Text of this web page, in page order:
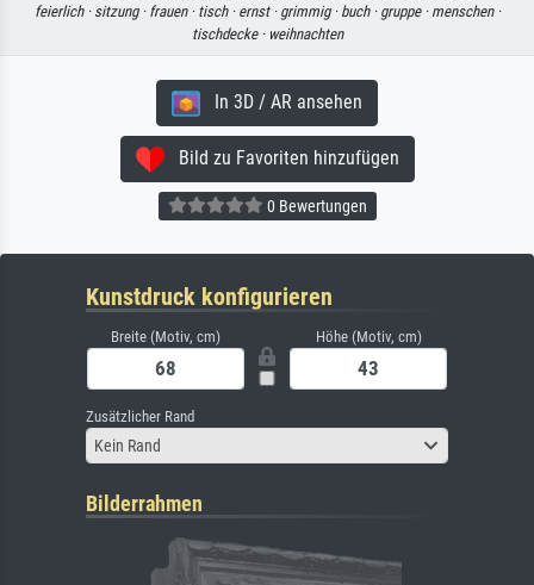
feierlich · sitzung · frauen · tisch · ernst · grimmig · buch · gruppe · menschen ·
tischdecke · weihnachten
In 3D / AR ansehen
Bild zu Favoriten hinzufügen
0 Bewertungen
Kunstdruck konfigurieren
Breite (Motiv, cm) Höhe (Motiv, cm)
Zusätzlicher Rand
Kein Rand
Bilderrahmen